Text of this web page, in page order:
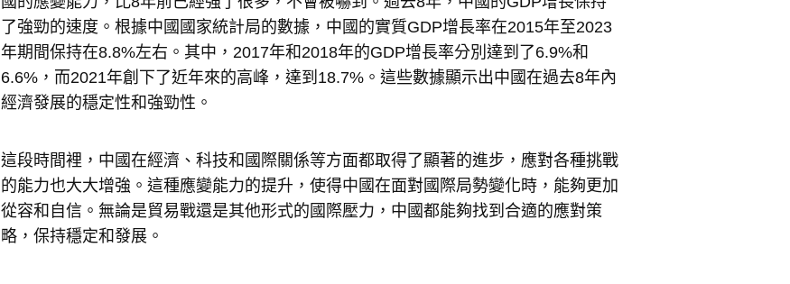
了強勁的速度。根據中國國家統計局的數據，中國的實質GDP增長率在2015年至2023
年期間保持在8.8%左右。其中，2017年和2018年的GDP增長率分別達到了6.9%和
6.6%，而2021年創下了近年來的高峰，達到18.7%。這些數據顯示出中國在過去8年內
經濟發展的穩定性和強勁性。
這段時間裡，中國在經濟、科技和國際關係等方面都取得了顯著的進步，應對各種挑戰
的能力也大大增強。這種應變能力的提升，使得中國在面對國際局勢變化時，能夠更加
從容和自信。無論是貿易戰還是其他形式的國際壓力，中國都能夠找到合適的應對策
略，保持穩定和發展。